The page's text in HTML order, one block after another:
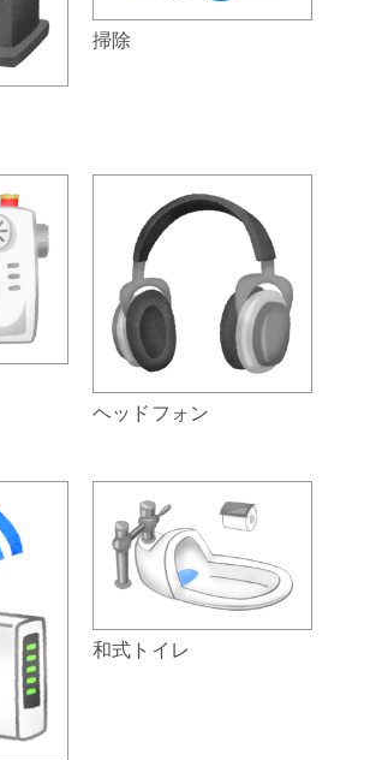
掃除
ヘッドフォン
和式トイレ